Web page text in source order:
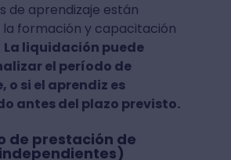
de aprendizaje están
la formación y capacitación
La liquidación puede
el período de
o si el aprendiz es
antes del plazo previsto.
de prestación de